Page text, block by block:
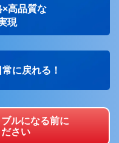
高品質な
現
に戻れる！
ルになる前に
さい